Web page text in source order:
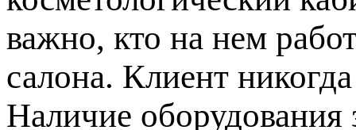
важно, кто на нем
салона. Клиент
Наличие оборудования